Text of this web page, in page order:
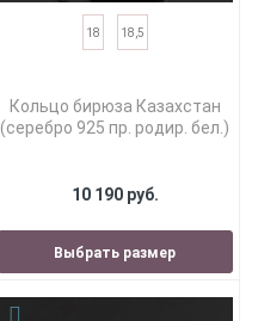
18 18,5
Кольцо бирюза Казахстан
(серебро 925 пр. родир. бел.)
10 190 руб.
Выбрать размер